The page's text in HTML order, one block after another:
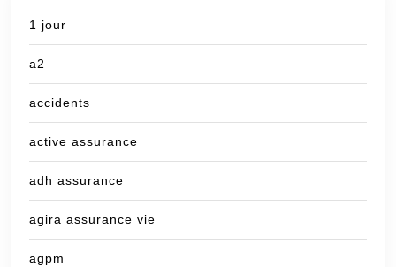
1 jour
a2
accidents
active assurance
adh assurance
agira assurance vie
agpm